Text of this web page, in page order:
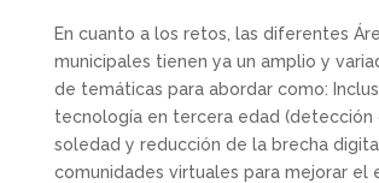
En cuanto a los retos, las diferentes
municipales tienen ya un amplio y
de temáticas para abordar como:
tecnología en tercera edad (detección
soledad y reducción de la brecha
comunidades virtuales para mejorar el